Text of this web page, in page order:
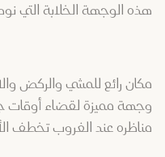
هذه الوجهة الخلابة التي
مكان رائع للمشي والركض
وجهة مميزة لقضاء أوقات
مناظره عند الغروب تخطف